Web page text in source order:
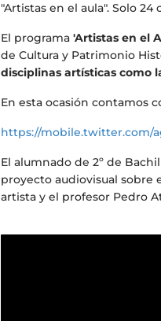
"Artistas en el aula". Solo
El programa 'Artistas en el
de Cultura y Patrimonio
disciplinas artísticas como
En esta ocasión contamos
https://mobile.twitter.com/
El alumnado de 2º de
proyecto audiovisual sobre
artista y el profesor Pedro